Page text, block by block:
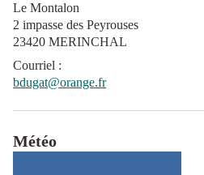
Le Montalon
2 impasse des Peyrouses
23420 MERINCHAL
Courriel :
bdugat@orange.fr
Météo